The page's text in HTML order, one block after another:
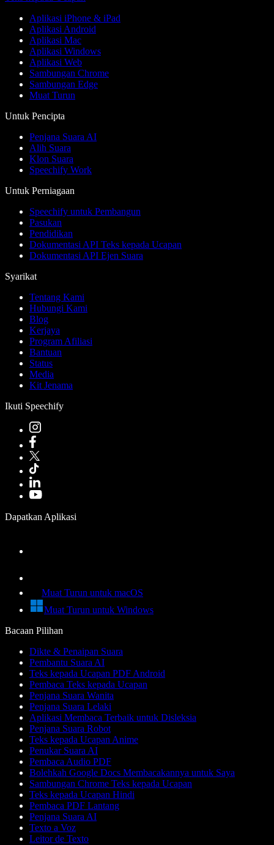
Aplikasi iPhone & iPad
Aplikasi Android
Aplikasi Mac
Aplikasi Windows
Aplikasi Web
Sambungan Chrome
Sambungan Edge
Muat Turun
Untuk Pencipta
Penjana Suara AI
Alih Suara
Klon Suara
Speechify Work
Untuk Perniagaan
Speechify untuk Pembangun
Pasukan
Pendidikan
Dokumentasi API Teks kepada Ucapan
Dokumentasi API Ejen Suara
Syarikat
Tentang Kami
Hubungi Kami
Blog
Kerjaya
Program Afiliasi
Bantuan
Status
Media
Kit Jenama
Ikuti Speechify
Dapatkan Aplikasi
Muat Turun untuk macOS
Muat Turun untuk Windows
Bacaan Pilihan
Dikte & Penaipan Suara
Pembantu Suara AI
Teks kepada Ucapan PDF Android
Pembaca Teks kepada Ucapan
Penjana Suara Wanita
Penjana Suara Lelaki
Aplikasi Membaca Terbaik untuk Disleksia
Penjana Suara Robot
Teks kepada Ucapan Anime
Penukar Suara AI
Pembaca Audio PDF
Bolehkah Google Docs Membacakannya untuk Saya
Sambungan Chrome Teks kepada Ucapan
Teks kepada Ucapan Hindi
Pembaca PDF Lantang
Penjana Suara AI
Texto a Voz
Leitor de Texto